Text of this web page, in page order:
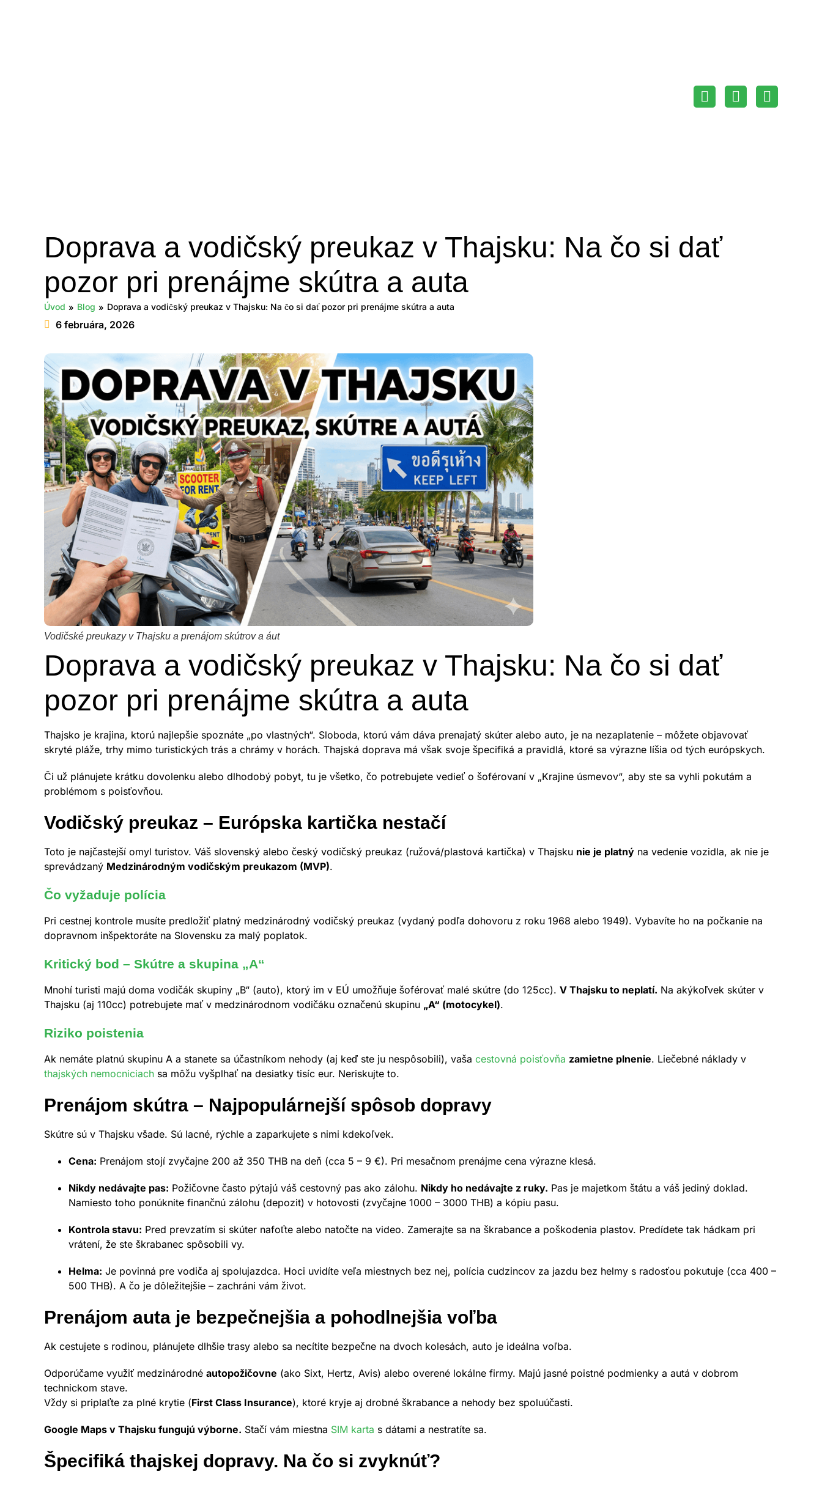
Doprava a vodičský preukaz v Thajsku: Na čo si dať
pozor pri prenájme skútra a auta
Úvod » Blog » Doprava a vodičský preukaz v Thajsku: Na čo si dať pozor pri prenájme skútra a auta
6 februára, 2026
Vodičské preukazy v Thajsku a prenájom skútrov a áut
Doprava a vodičský preukaz v Thajsku: Na čo si dať
pozor pri prenájme skútra a auta
Thajsko je krajina, ktorú najlepšie spoznáte „po vlastných“. Sloboda, ktorú vám dáva prenajatý skúter alebo auto, je na nezaplatenie – môžete objavovať
skryté pláže, trhy mimo turistických trás a chrámy v horách. Thajská doprava má však svoje špecifiká a pravidlá, ktoré sa výrazne líšia od tých európskych.
Či už plánujete krátku dovolenku alebo dlhodobý pobyt, tu je všetko, čo potrebujete vedieť o šoférovaní v „Krajine úsmevov“, aby ste sa vyhli pokutám a
problémom s poisťovňou.
Vodičský preukaz – Európska kartička nestačí
Toto je najčastejší omyl turistov. Váš slovenský alebo český vodičský preukaz (ružová/plastová kartička) v Thajsku nie je platný na vedenie vozidla, ak nie je
sprevádzaný Medzinárodným vodičským preukazom (MVP).
Čo vyžaduje polícia
Pri cestnej kontrole musíte predložiť platný medzinárodný vodičský preukaz (vydaný podľa dohovoru z roku 1968 alebo 1949). Vybavíte ho na počkanie na
dopravnom inšpektoráte na Slovensku za malý poplatok.
Kritický bod – Skútre a skupina „A“
Mnohí turisti majú doma vodičák skupiny „B“ (auto), ktorý im v EÚ umožňuje šoférovať malé skútre (do 125cc). V Thajsku to neplatí. Na akýkoľvek skúter v
Thajsku (aj 110cc) potrebujete mať v medzinárodnom vodičáku označenú skupinu „A“ (motocykel).
Riziko poistenia
Ak nemáte platnú skupinu A a stanete sa účastníkom nehody (aj keď ste ju nespôsobili), vaša cestovná poisťovňa zamietne plnenie. Liečebné náklady v
thajských nemocniciach sa môžu vyšplhať na desiatky tisíc eur. Neriskujte to.
Prenájom skútra – Najpopulárnejší spôsob dopravy
Skútre sú v Thajsku všade. Sú lacné, rýchle a zaparkujete s nimi kdekoľvek.
Cena: Prenájom stojí zvyčajne 200 až 350 THB na deň (cca 5 – 9 €). Pri mesačnom prenájme cena výrazne klesá.
Nikdy nedávajte pas: Požičovne často pýtajú váš cestovný pas ako zálohu. Nikdy ho nedávajte z ruky. Pas je majetkom štátu a váš jediný doklad.
Namiesto toho ponúknite finančnú zálohu (depozit) v hotovosti (zvyčajne 1000 – 3000 THB) a kópiu pasu.
Kontrola stavu: Pred prevzatím si skúter nafoťte alebo natočte na video. Zamerajte sa na škrabance a poškodenia plastov. Predídete tak hádkam pri
vrátení, že ste škrabanec spôsobili vy.
Helma: Je povinná pre vodiča aj spolujazdca. Hoci uvidíte veľa miestnych bez nej, polícia cudzincov za jazdu bez helmy s radosťou pokutuje (cca 400 –
500 THB). A čo je dôležitejšie – zachráni vám život.
Prenájom auta je bezpečnejšia a pohodlnejšia voľba
Ak cestujete s rodinou, plánujete dlhšie trasy alebo sa necítite bezpečne na dvoch kolesách, auto je ideálna voľba.
Odporúčame využiť medzinárodné autopožičovne (ako Sixt, Hertz, Avis) alebo overené lokálne firmy. Majú jasné poistné podmienky a autá v dobrom
technickom stave.
Vždy si priplaťte za plné krytie (First Class Insurance), ktoré kryje aj drobné škrabance a nehody bez spoluúčasti.
Google Maps v Thajsku fungujú výborne. Stačí vám miestna SIM karta s dátami a nestratíte sa.
Špecifiká thajskej dopravy. Na čo si zvyknúť?